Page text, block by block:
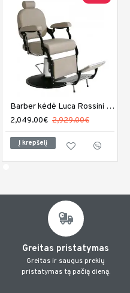
Barber kėdė Luca Rossini Levante
2,049.00€ 2,929.00€
Į krepšelį
Greitas pristatymas
Greitas ir saugus prekių
pristatymas tą pačią dieną.